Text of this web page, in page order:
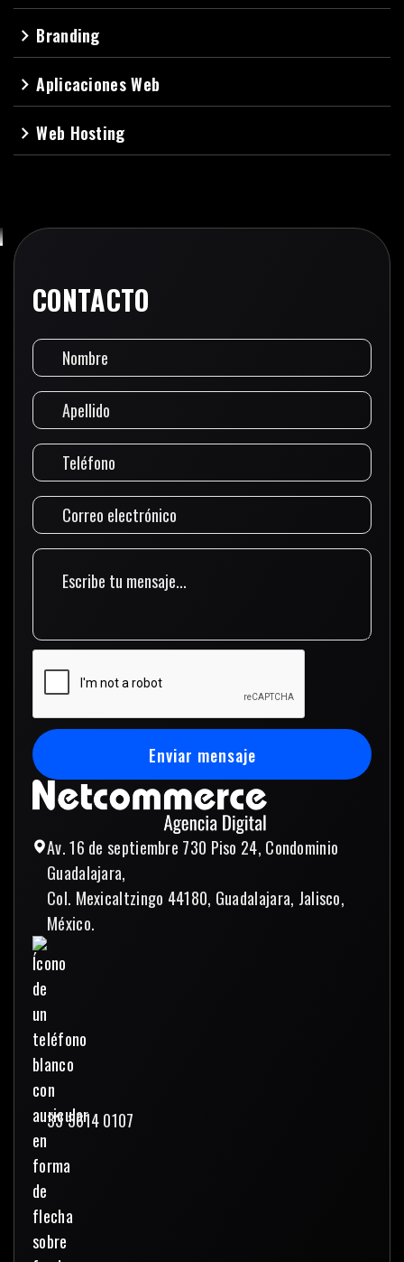
navigate_next Branding
navigate_nextAplicaciones Web
navigate_nextWeb Hosting
Av. 16 de septiembre 730 Piso 24, Condominio
Guadalajara,
Col. Mexicaltzingo 44180, Guadalajara, Jalisco,
México.
33 3614 0107
CONTACTO
Enviar mensaje
Enviar mensaje